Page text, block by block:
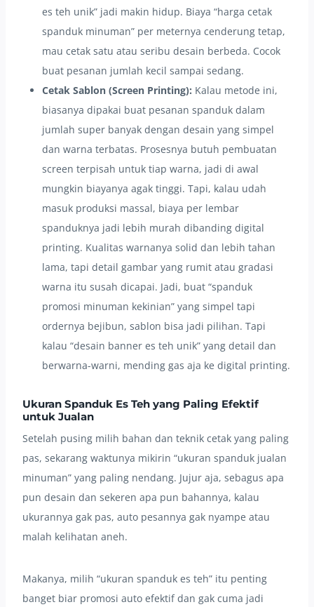
es teh unik” jadi makin hidup. Biaya “harga cetak
spanduk minuman” per meternya cenderung tetap,
mau cetak satu atau seribu desain berbeda. Cocok
buat pesanan jumlah kecil sampai sedang.
Cetak Sablon (Screen Printing): Kalau metode ini,
biasanya dipakai buat pesanan spanduk dalam
jumlah super banyak dengan desain yang simpel
dan warna terbatas. Prosesnya butuh pembuatan
screen terpisah untuk tiap warna, jadi di awal
mungkin biayanya agak tinggi. Tapi, kalau udah
masuk produksi massal, biaya per lembar
spanduknya jadi lebih murah dibanding digital
printing. Kualitas warnanya solid dan lebih tahan
lama, tapi detail gambar yang rumit atau gradasi
warna itu susah dicapai. Jadi, buat “spanduk
promosi minuman kekinian” yang simpel tapi
ordernya bejibun, sablon bisa jadi pilihan. Tapi
kalau “desain banner es teh unik” yang detail dan
berwarna-warni, mending gas aja ke digital printing.
Ukuran Spanduk Es Teh yang Paling Efektif
untuk Jualan
Setelah pusing milih bahan dan teknik cetak yang paling
pas, sekarang waktunya mikirin “ukuran spanduk jualan
minuman” yang paling nendang. Jujur aja, sebagus apa
pun desain dan sekeren apa pun bahannya, kalau
ukurannya gak pas, auto pesannya gak nyampe atau
malah kelihatan aneh.
Makanya, milih “ukuran spanduk es teh” itu penting
banget biar promosi auto efektif dan gak cuma jadi